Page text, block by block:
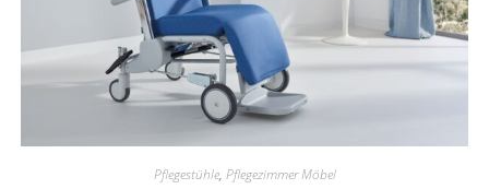
Pflegestühle, Pflegezimmer Möbel